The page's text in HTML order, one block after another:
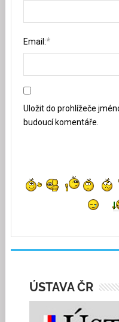
Email:*
Uložit do prohlížeče
budoucí komentáře.
ÚSTAVA ČR